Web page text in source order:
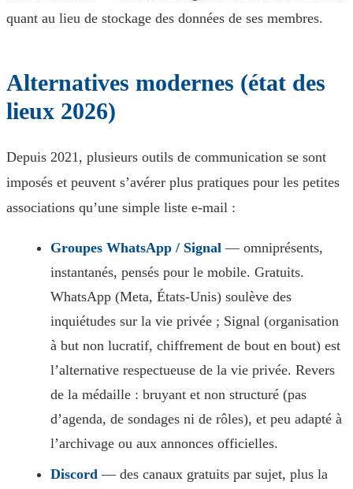
quant au lieu de stockage des données de ses membres.
Alternatives modernes (état des
lieux 2026)
Depuis 2021, plusieurs outils de communication se sont
imposés et peuvent s’avérer plus pratiques pour les petites
associations qu’une simple liste e-mail :
Groupes WhatsApp / Signal — omniprésents,
instantanés, pensés pour le mobile. Gratuits.
WhatsApp (Meta, États-Unis) soulève des
inquiétudes sur la vie privée ; Signal (organisation
à but non lucratif, chiffrement de bout en bout) est
l’alternative respectueuse de la vie privée. Revers
de la médaille : bruyant et non structuré (pas
d’agenda, de sondages ni de rôles), et peu adapté à
l’archivage ou aux annonces officielles.
Discord — des canaux gratuits par sujet, plus la